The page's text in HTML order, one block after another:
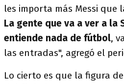
les importa más Messi que
La gente que va a ver a la
entiende nada de fútbol,
las entradas", agregó el
Lo cierto es que la figura de